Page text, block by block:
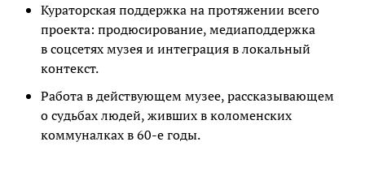
Кураторская поддержка на протяжении всего
проекта: продюсирование, медиаподдержка
в соцсетях музея и интеграция в локальный
контекст.
Работа в действующем музее, рассказывающем
о судьбах людей, живших в коломенских
коммуналках в 60-е годы.